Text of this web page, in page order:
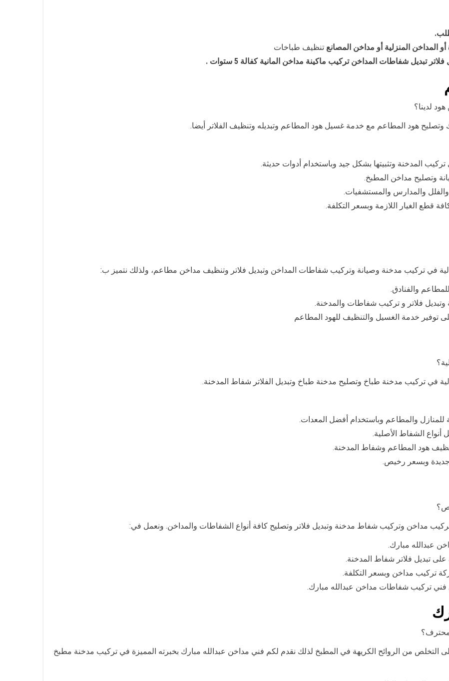
المداخن المنزلية أو مداخن المصانع تنظيف طباخات
تبديل شفاطات المداخن تركيب ماكينة مداخن المانية كفالة 5 ستوات .
لدينا؟
هود المطاعم مع خدمة غسيل هود المطاعم وتبديله وتنظيف الفلاتر أيضا.
المدخنة وتثبيتها بشكل جيد وباستخدام أدوات حديثة.
وتصليح مداخن المطبخ.
والمدارس والمستشفيات.
قطع الغيار اللازمة وبسعر التكلفة.
في تركيب مدخنة وصيانة وتركيب شفاطات المداخن وتبديل فلاتر وتنظيف مداخن مطاعم، ولذلك نتميز ب:
والفنادق.
فلاتر و تركيب شفاطات والمدخنة.
خدمة الغسيل والتنظيف للهود المطاعم
في تركيب مدخنة طباخ وتصليح مدخنة طباخ وتبديل الفلاتر شفاط المدخنة.
والمطاعم وباستخدام أفضل المعدات.
الشفاط الأصلية.
هود المطاعم وشفاط المدخنة.
جديدة وبسعر رخيص.
مداخن وتركيب شفاط مدخنة وتبديل فلاتر وتصليح كافة أنواع الشفاطات والمداخن. ونعمل في:
عبدالله مبارك.
تبديل فلاتر شفاط المدخنة.
تركيب مداخن وبسعر التكلفة.
تركيب شفاطات مداخن عبدالله مبارك.
محترف؟
التخلص من الروائح الكريهة في المطبخ لذلك نقدم لكم فني مداخن عبدالله مبارك بخبرته المميزة في تركيب مدخنة مطبخ